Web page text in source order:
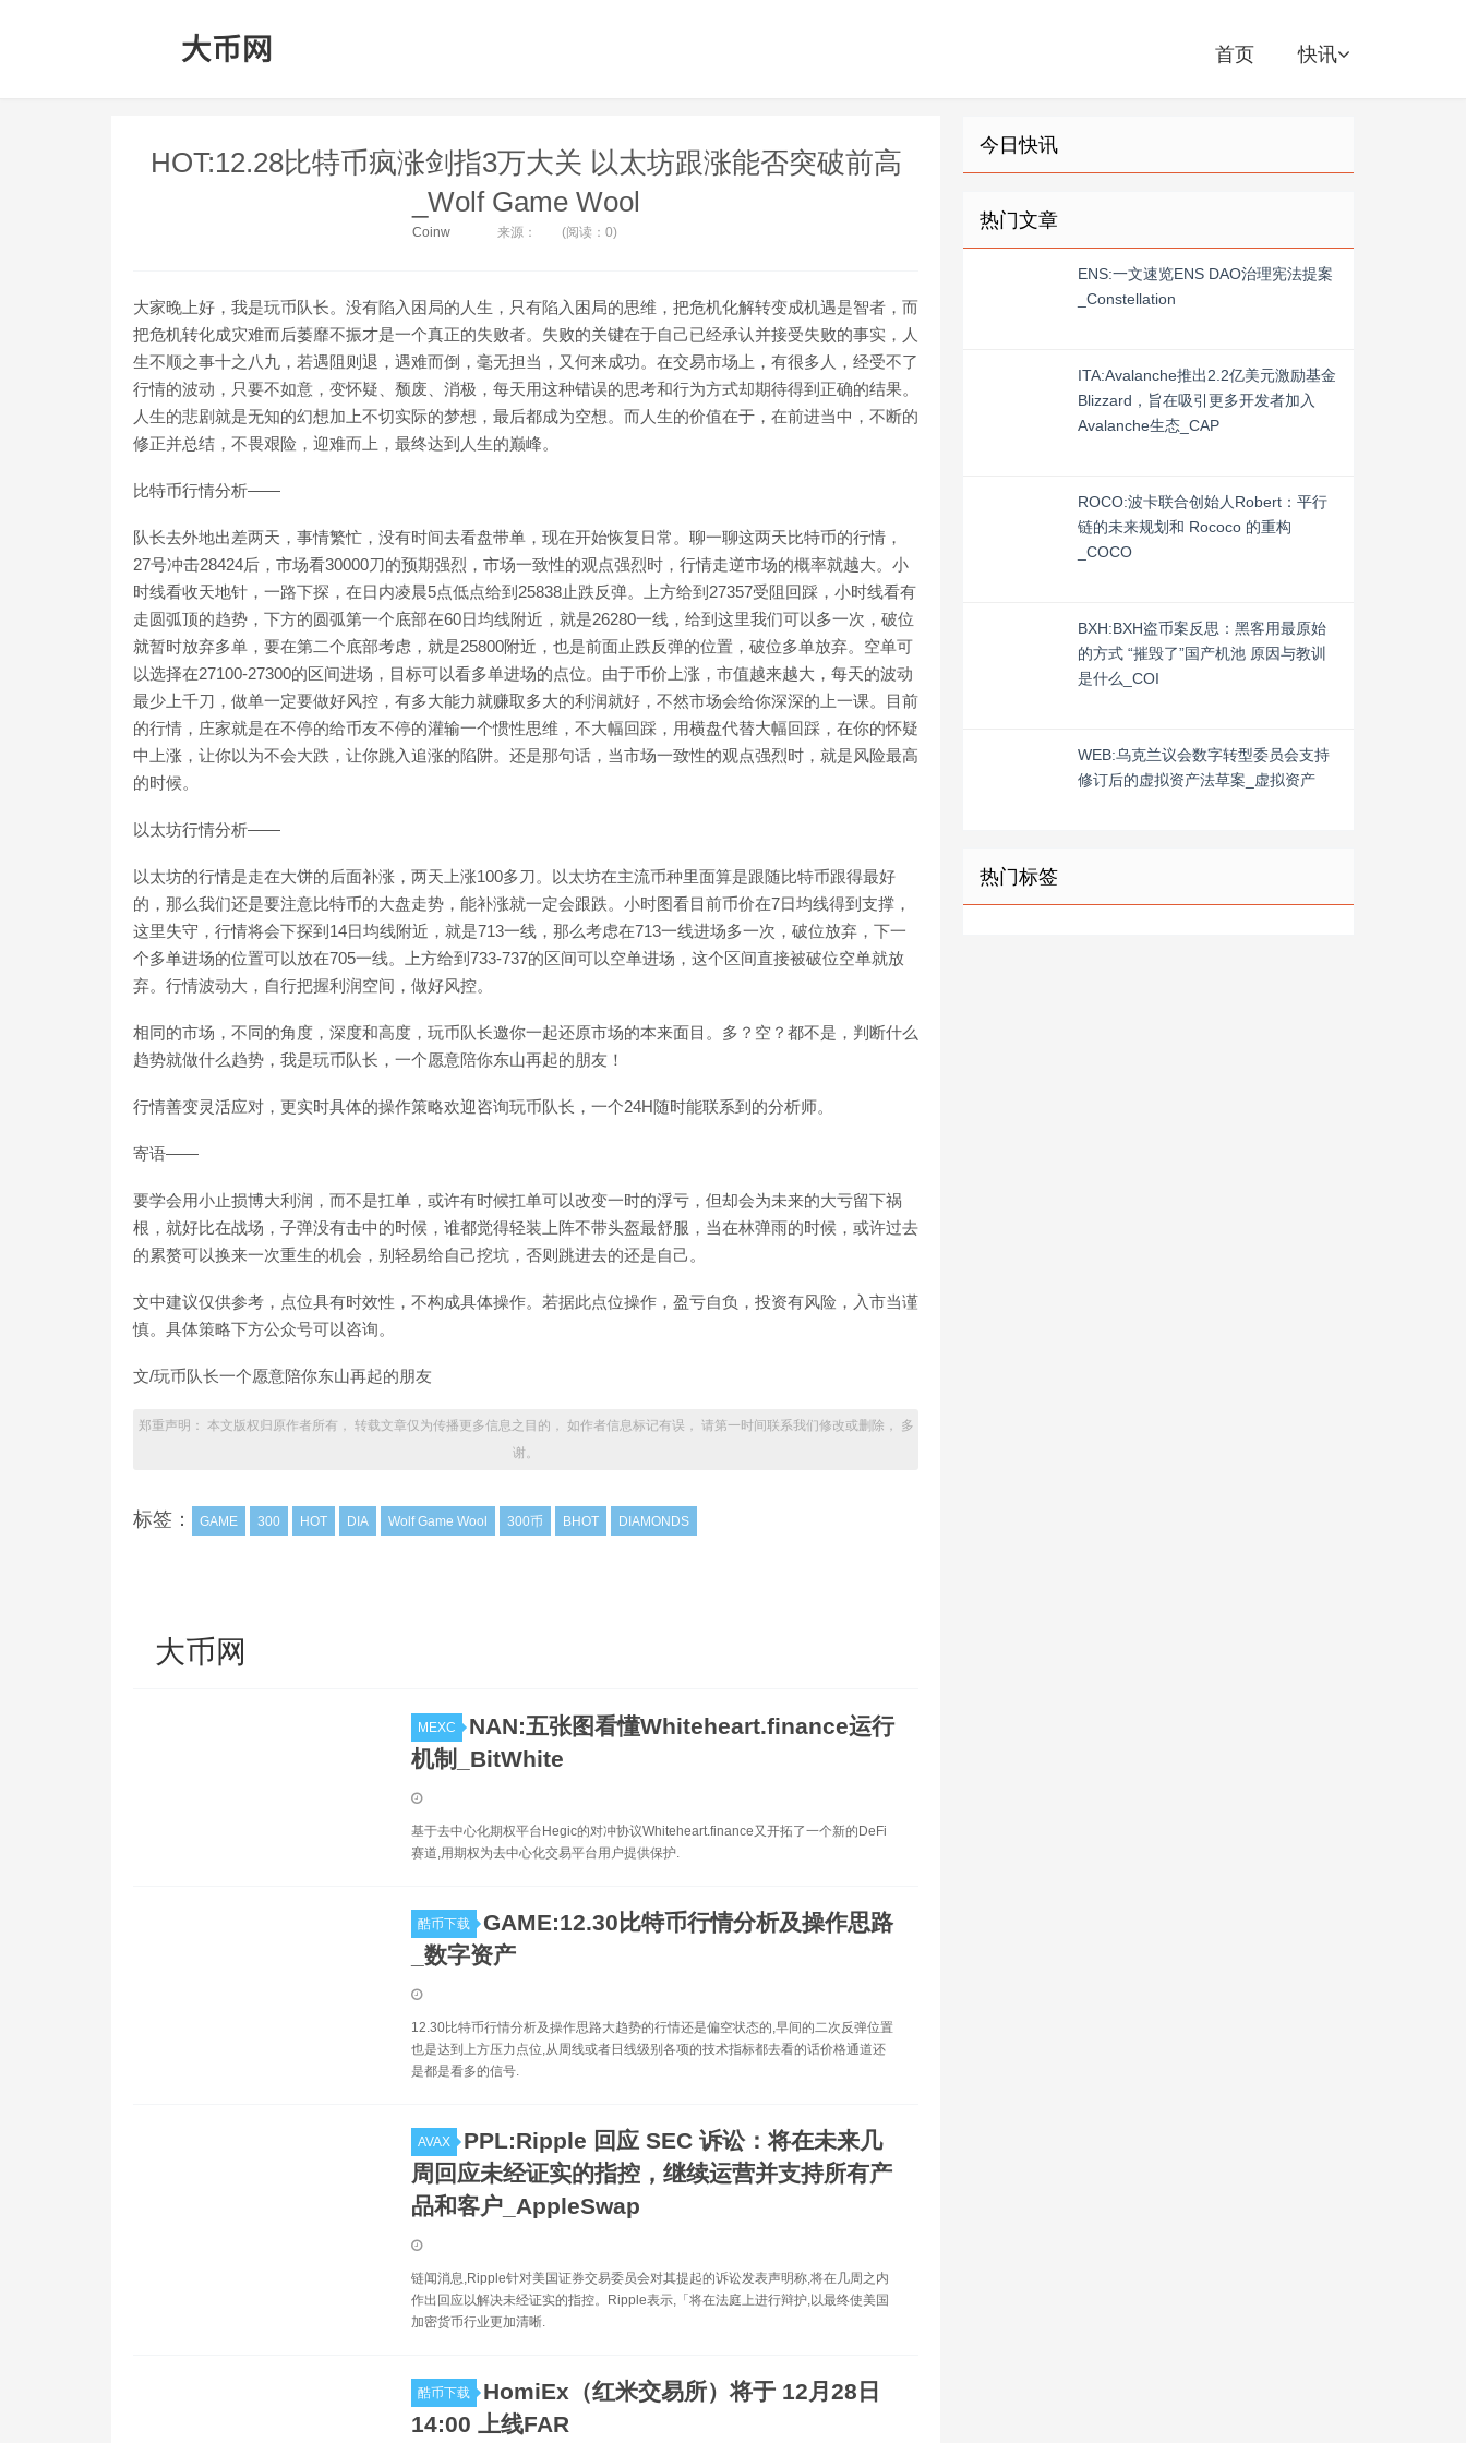
首页 快讯
HOT:12.28比特币疯涨剑指3万大关 以太坊跟涨能否突破前高
_Wolf Game Wool
Coinw 来源： (阅读：0)
大家晚上好，我是玩币队长。没有陷入困局的人生，只有陷入困局的思维，把危机化解转变成机遇是智者，而
把危机转化成灾难而后萎靡不振才是一个真正的失败者。失败的关键在于自己已经承认并接受失败的事实，人
生不顺之事十之八九，若遇阻则退，遇难而倒，毫无担当，又何来成功。在交易市场上，有很多人，经受不了
行情的波动，只要不如意，变怀疑、颓废、消极，每天用这种错误的思考和行为方式却期待得到正确的结果。
人生的悲剧就是无知的幻想加上不切实际的梦想，最后都成为空想。而人生的价值在于，在前进当中，不断的
修正并总结，不畏艰险，迎难而上，最终达到人生的巅峰。
比特币行情分析——
队长去外地出差两天，事情繁忙，没有时间去看盘带单，现在开始恢复日常。聊一聊这两天比特币的行情，
27号冲击28424后，市场看30000刀的预期强烈，市场一致性的观点强烈时，行情走逆市场的概率就越大。小
时线看收天地针，一路下探，在日内凌晨5点低点给到25838止跌反弹。上方给到27357受阻回踩，小时线看有
走圆弧顶的趋势，下方的圆弧第一个底部在60日均线附近，就是26280一线，给到这里我们可以多一次，破位
就暂时放弃多单，要在第二个底部考虑，就是25800附近，也是前面止跌反弹的位置，破位多单放弃。空单可
以选择在27100-27300的区间进场，目标可以看多单进场的点位。由于币价上涨，市值越来越大，每天的波动
最少上千刀，做单一定要做好风控，有多大能力就赚取多大的利润就好，不然市场会给你深深的上一课。目前
的行情，庄家就是在不停的给币友不停的灌输一个惯性思维，不大幅回踩，用横盘代替大幅回踩，在你的怀疑
中上涨，让你以为不会大跌，让你跳入追涨的陷阱。还是那句话，当市场一致性的观点强烈时，就是风险最高
的时候。
以太坊行情分析——
以太坊的行情是走在大饼的后面补涨，两天上涨100多刀。以太坊在主流币种里面算是跟随比特币跟得最好
的，那么我们还是要注意比特币的大盘走势，能补涨就一定会跟跌。小时图看目前币价在7日均线得到支撑，
这里失守，行情将会下探到14日均线附近，就是713一线，那么考虑在713一线进场多一次，破位放弃，下一
个多单进场的位置可以放在705一线。上方给到733-737的区间可以空单进场，这个区间直接被破位空单就放
弃。行情波动大，自行把握利润空间，做好风控。
相同的市场，不同的角度，深度和高度，玩币队长邀你一起还原市场的本来面目。多？空？都不是，判断什么
趋势就做什么趋势，我是玩币队长，一个愿意陪你东山再起的朋友！
行情善变灵活应对，更实时具体的操作策略欢迎咨询玩币队长，一个24H随时能联系到的分析师。
寄语——
要学会用小止损博大利润，而不是扛单，或许有时候扛单可以改变一时的浮亏，但却会为未来的大亏留下祸
根，就好比在战场，子弹没有击中的时候，谁都觉得轻装上阵不带头盔最舒服，当在林弹雨的时候，或许过去
的累赘可以换来一次重生的机会，别轻易给自己挖坑，否则跳进去的还是自己。
文中建议仅供参考，点位具有时效性，不构成具体操作。若据此点位操作，盈亏自负，投资有风险，入市当谨
慎。具体策略下方公众号可以咨询。
文/玩币队长一个愿意陪你东山再起的朋友
郑重声明： 本文版权归原作者所有， 转载文章仅为传播更多信息之目的， 如作者信息标记有误， 请第一时间联系我们修改或删除， 多
谢。
标签： GAME 300 HOT DIA Wolf Game Wool 300币 BHOT DIAMONDS
大币网
MEXC
NAN:五张图看懂Whiteheart.finance运行
机制_BitWhite
基于去中心化期权平台Hegic的对冲协议Whiteheart.finance又开拓了一个新的DeFi
赛道,用期权为去中心化交易平台用户提供保护.
酷币下载
GAME:12.30比特币行情分析及操作思路
_数字资产
12.30比特币行情分析及操作思路大趋势的行情还是偏空状态的,早间的二次反弹位置
也是达到上方压力点位,从周线或者日线级别各项的技术指标都去看的话价格通道还
是都是看多的信号.
AVAX
PPL:Ripple 回应 SEC 诉讼：将在未来几
周回应未经证实的指控，继续运营并支持所有产
品和客户_AppleSwap
链闻消息,Ripple针对美国证券交易委员会对其提起的诉讼发表声明称,将在几周之内
作出回应以解决未经证实的指控。Ripple表示,「将在法庭上进行辩护,以最终使美国
加密货币行业更加清晰.
酷币下载
HomiEx（红米交易所）将于 12月28日
14:00 上线FAR
今日快讯
热门文章
ENS:一文速览ENS DAO治理宪法提案
_Constellation
ITA:Avalanche推出2.2亿美元激励基金
Blizzard，旨在吸引更多开发者加入
Avalanche生态_CAP
ROCO:波卡联合创始人Robert：平行
链的未来规划和 Rococo 的重构
_COCO
BXH:BXH盗币案反思：黑客用最原始
的方式 “摧毁了”国产机池 原因与教训
是什么_COI
WEB:乌克兰议会数字转型委员会支持
修订后的虚拟资产法草案_虚拟资产
热门标签